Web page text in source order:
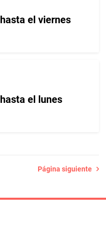
el viernes
el lunes
Página siguiente